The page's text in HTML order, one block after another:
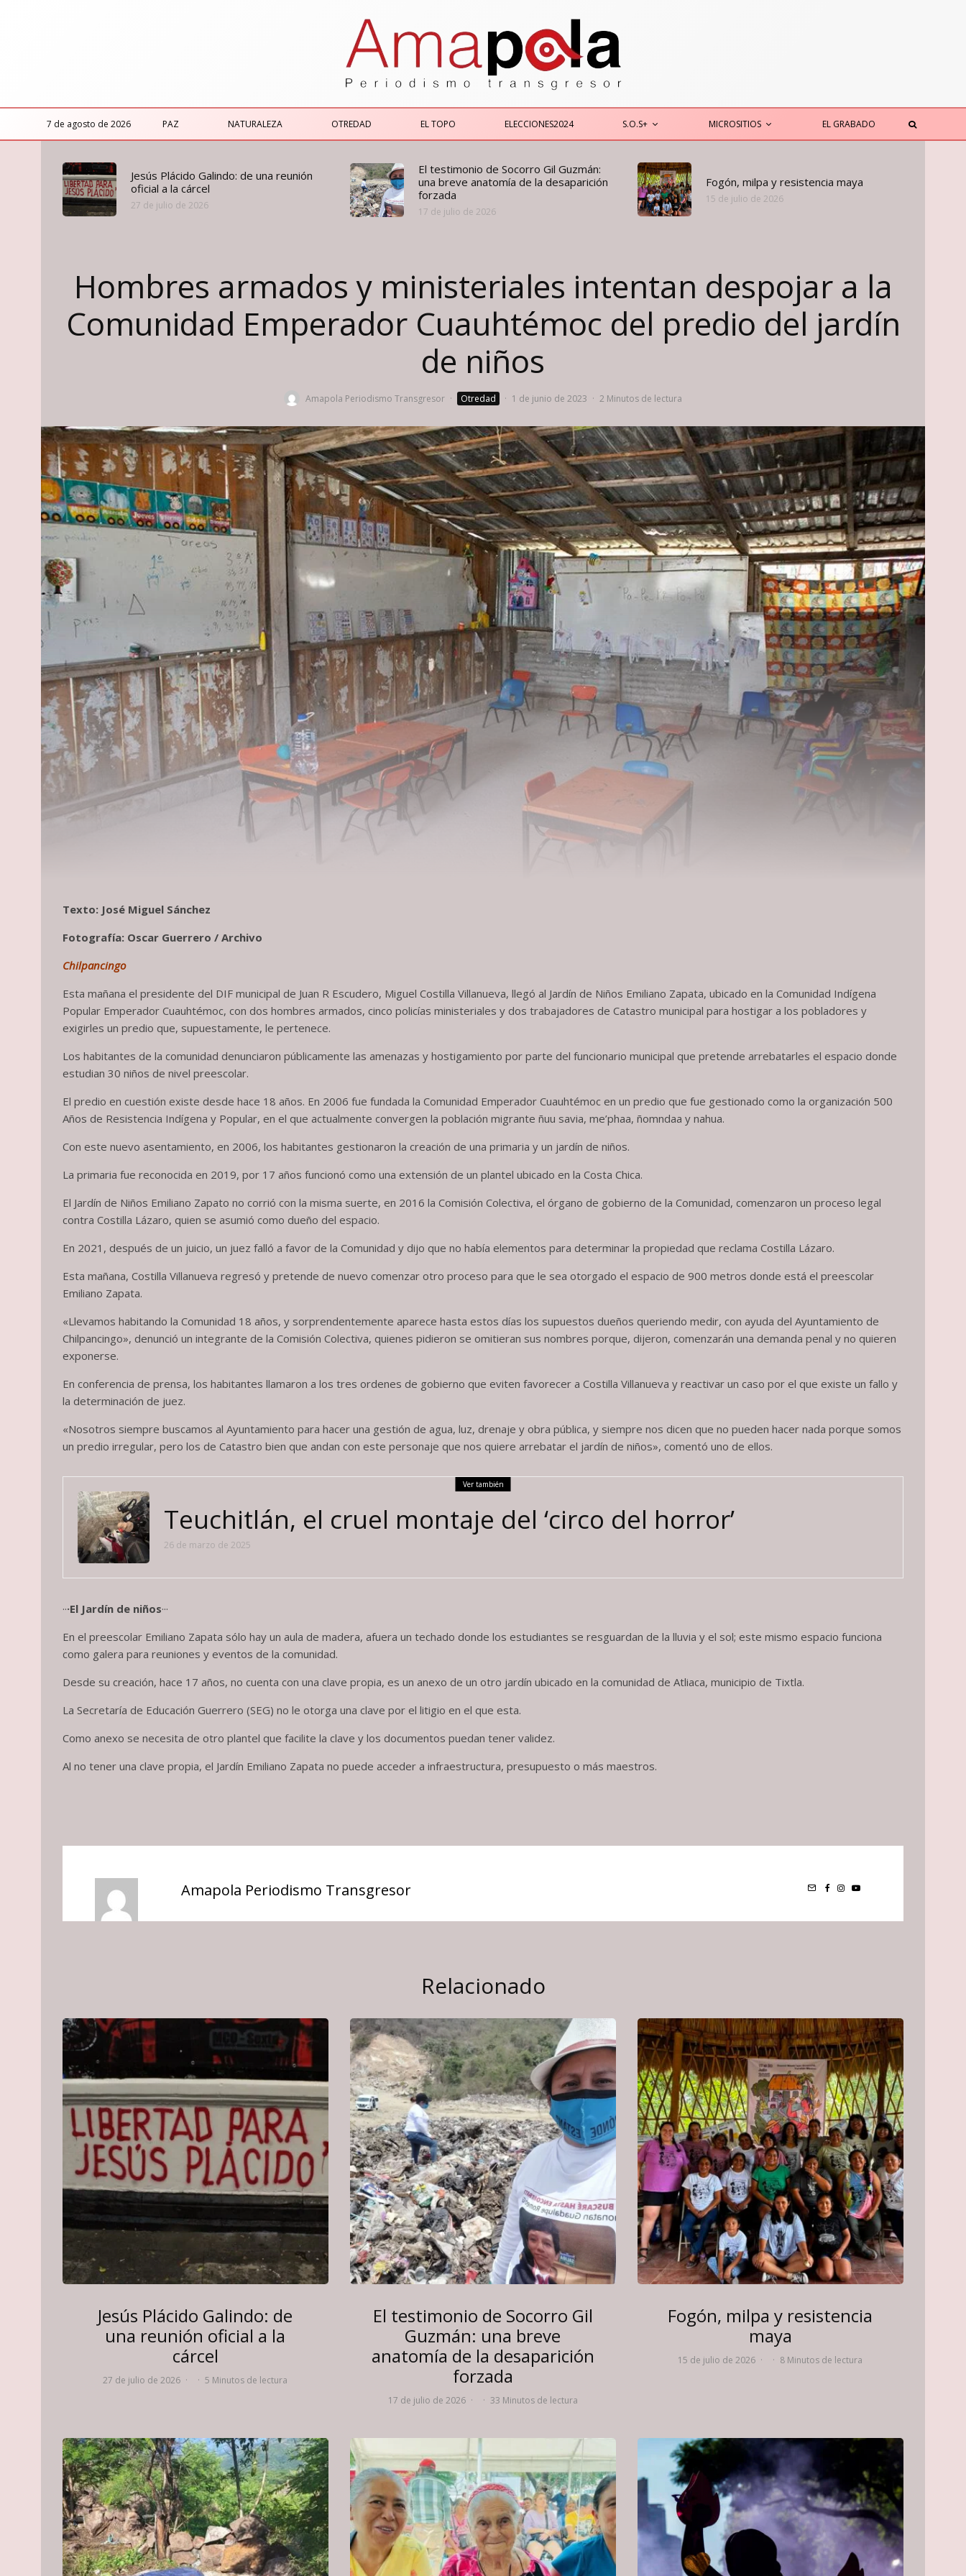
7 de agosto de 2026 PAZ NATURALEZA OTREDAD EL TOPO ELECCIONES2024 S.O.S+ MICROSITIOS EL GRABADO
Jesús Plácido Galindo: de una reunión
oficial a la cárcel
27 de julio de 2026
El testimonio de Socorro Gil Guzmán:
una breve anatomía de la desaparición
forzada
17 de julio de 2026
Fogón, milpa y resistencia maya
15 de julio de 2026
Hombres armados y ministeriales intentan despojar a la
Comunidad Emperador Cuauhtémoc del predio del jardín
de niños
Amapola Periodismo Transgresor · Otredad · 1 de junio de 2023 · 2 Minutos de lectura
Texto: José Miguel Sánchez
Fotografía: Oscar Guerrero / Archivo
Chilpancingo
Esta mañana el presidente del DIF municipal de Juan R Escudero, Miguel Costilla Villanueva, llegó al Jardín de Niños Emiliano Zapata, ubicado en la Comunidad Indígena
Popular Emperador Cuauhtémoc, con dos hombres armados, cinco policías ministeriales y dos trabajadores de Catastro municipal para hostigar a los pobladores y
exigirles un predio que, supuestamente, le pertenece.
Los habitantes de la comunidad denunciaron públicamente las amenazas y hostigamiento por parte del funcionario municipal que pretende arrebatarles el espacio donde
estudian 30 niños de nivel preescolar.
El predio en cuestión existe desde hace 18 años. En 2006 fue fundada la Comunidad Emperador Cuauhtémoc en un predio que fue gestionado como la organización 500
Años de Resistencia Indígena y Popular, en el que actualmente convergen la población migrante ñuu savia, me’phaa, ñomndaa y nahua.
Con este nuevo asentamiento, en 2006, los habitantes gestionaron la creación de una primaria y un jardín de niños.
La primaria fue reconocida en 2019, por 17 años funcionó como una extensión de un plantel ubicado en la Costa Chica.
El Jardín de Niños Emiliano Zapato no corrió con la misma suerte, en 2016 la Comisión Colectiva, el órgano de gobierno de la Comunidad, comenzaron un proceso legal
contra Costilla Lázaro, quien se asumió como dueño del espacio.
En 2021, después de un juicio, un juez falló a favor de la Comunidad y dijo que no había elementos para determinar la propiedad que reclama Costilla Lázaro.
Esta mañana, Costilla Villanueva regresó y pretende de nuevo comenzar otro proceso para que le sea otorgado el espacio de 900 metros donde está el preescolar
Emiliano Zapata.
«Llevamos habitando la Comunidad 18 años, y sorprendentemente aparece hasta estos días los supuestos dueños queriendo medir, con ayuda del Ayuntamiento de
Chilpancingo», denunció un integrante de la Comisión Colectiva, quienes pidieron se omitieran sus nombres porque, dijeron, comenzarán una demanda penal y no quieren
exponerse.
En conferencia de prensa, los habitantes llamaron a los tres ordenes de gobierno que eviten favorecer a Costilla Villanueva y reactivar un caso por el que existe un fallo y
la determinación de juez.
«Nosotros siempre buscamos al Ayuntamiento para hacer una gestión de agua, luz, drenaje y obra pública, y siempre nos dicen que no pueden hacer nada porque somos
un predio irregular, pero los de Catastro bien que andan con este personaje que nos quiere arrebatar el jardín de niños», comentó uno de ellos.
Ver también
Teuchitlán, el cruel montaje del ‘circo del horror’
26 de marzo de 2025
···El Jardín de niños···
En el preescolar Emiliano Zapata sólo hay un aula de madera, afuera un techado donde los estudiantes se resguardan de la lluvia y el sol; este mismo espacio funciona
como galera para reuniones y eventos de la comunidad.
Desde su creación, hace 17 años, no cuenta con una clave propia, es un anexo de un otro jardín ubicado en la comunidad de Atliaca, municipio de Tixtla.
La Secretaría de Educación Guerrero (SEG) no le otorga una clave por el litigio en el que esta.
Como anexo se necesita de otro plantel que facilite la clave y los documentos puedan tener validez.
Al no tener una clave propia, el Jardín Emiliano Zapata no puede acceder a infraestructura, presupuesto o más maestros.
Amapola Periodismo Transgresor
Relacionado
Jesús Plácido Galindo: de
una reunión oficial a la
cárcel
27 de julio de 2026 · · 5 Minutos de lectura
El testimonio de Socorro Gil
Guzmán: una breve
anatomía de la desaparición
forzada
17 de julio de 2026 · · 33 Minutos de lectura
Fogón, milpa y resistencia
maya
15 de julio de 2026 · · 8 Minutos de lectura